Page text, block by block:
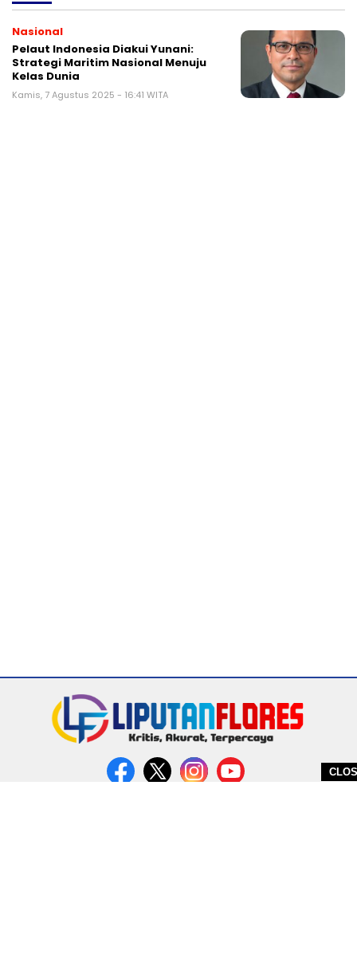
Nasional
Pelaut Indonesia Diakui Yunani:
Strategi Maritim Nasional Menuju
Kelas Dunia
Kamis, 7 Agustus 2025 - 16:41 WITA